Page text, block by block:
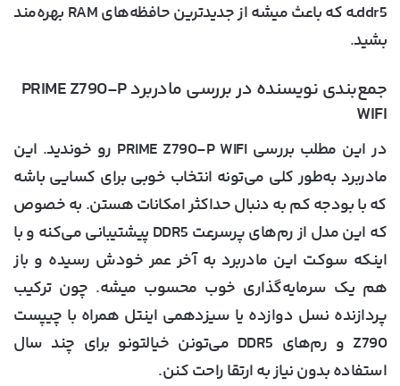
ddr5ـه که باعث میشه از جدیدترین حافظه‌های RAM بهره‌مند
بشید.
جمع‌بندی نویسنده در بررسی مادربرد PRIME Z790-P
WIFI
در این مطلب بررسی PRIME Z790-P WIFI رو خوندید. این
مادربرد به‌طور کلی می‌تونه انتخاب خوبی برای کسایی باشه
که با بودجه کم به دنبال حداکثر امکانات هستن. به خصوص
که این مدل از رم‌های پرسرعت DDR5 پیشتیبانی می‌کنه و با
اینکه سوکت این مادربرد به آخر عمر خودش رسیده و باز
هم یک سرمایه‌گذاری خوب محسوب میشه. چون ترکیب
پردازنده نسل دوازده یا سیزدهمی اینتل همراه با چیپست
Z790 و رم‌های DDR5 می‌تونن خیالتونو برای چند سال
استفاده بدون نیاز به ارتقا راحت کنن.